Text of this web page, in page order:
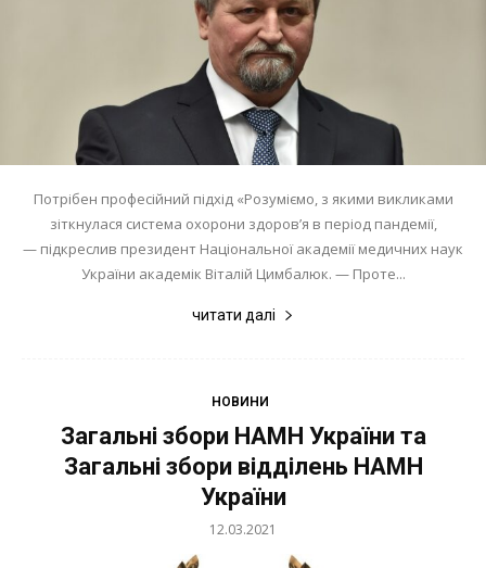
Потрібен професійний підхід «Розуміємо, з якими викликами
зіткнулася система охорони здоров’я в період пандемії,
— підкреслив президент Національної академії медичних наук
України академік Віталій Цимбалюк. — Проте...
читати далі
НОВИНИ
Загальні збори НАМН України та
Загальні збори відділень НАМН
України
12.03.2021